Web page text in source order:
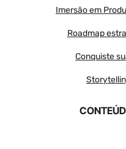
Imersão em
Roadmap
Conquiste